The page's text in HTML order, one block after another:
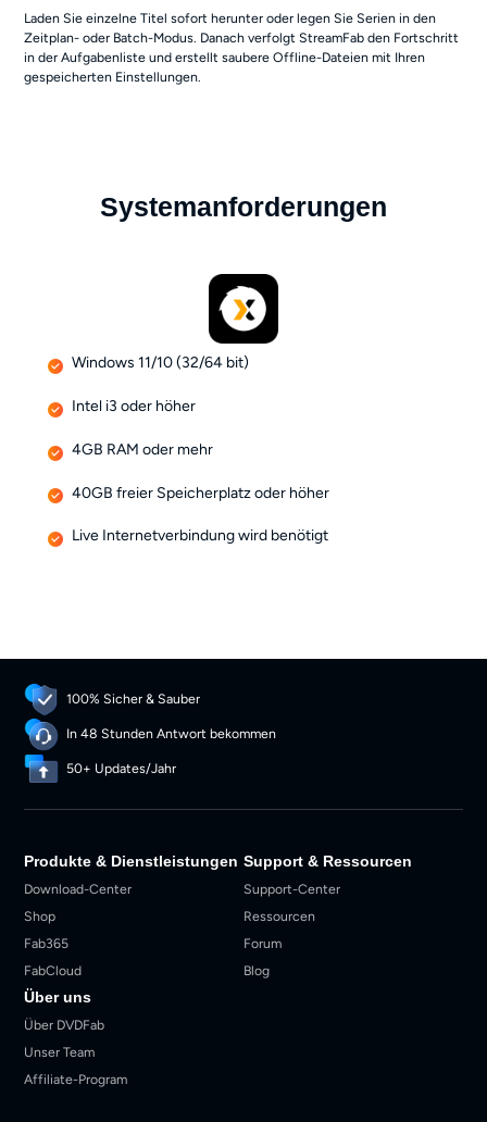
Laden Sie einzelne Titel sofort herunter oder legen Sie Serien in den
Zeitplan- oder Batch-Modus. Danach verfolgt StreamFab den Fortschritt
in der Aufgabenliste und erstellt saubere Offline-Dateien mit Ihren
gespeicherten Einstellungen.
Systemanforderungen
Windows 11/10 (32/64 bit)
Intel i3 oder höher
4GB RAM oder mehr
40GB freier Speicherplatz oder höher
Live Internetverbindung wird benötigt
100% Sicher & Sauber
In 48 Stunden Antwort bekommen
50+ Updates/Jahr
Produkte & Dienstleistungen
Download-Center
Shop
Fab365
FabCloud
Support & Ressourcen
Support-Center
Ressourcen
Forum
Blog
Über uns
Über DVDFab
Unser Team
Affiliate-Program